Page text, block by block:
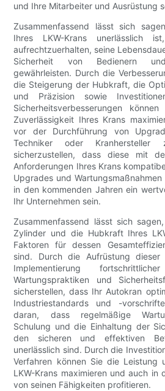
und Ihre Mitarbeiter und Ausrüstung
Zusammenfassend lässt sich
Ihres LKW-Krans unerlässlich
aufrechtzuerhalten, seine
Sicherheit von Bedienern
gewährleisten. Durch die
die Steigerung der Hubkraft, die
und Präzision sowie
Sicherheitsverbesserungen
Zuverlässigkeit Ihres Krans
vor der Durchführung von
Techniker oder Kranhersteller
sicherzustellen, dass diese mit
Anforderungen Ihres Krans
Upgrades und
in den kommenden Jahren ein
Ihr Unternehmen sein.
Zusammenfassend lässt sich
Zylinder und die Hubkraft Ihres
Faktoren für dessen
sind. Durch die Aufrüstung dieser
Implementierung
Wartungspraktiken und
sicherstellen, dass Ihr Autokran
Industriestandards und -
daran, dass regelmäßige
Schulung und die Einhaltung der
den sicheren und effektiven
unerlässlich sind. Durch die
Verfahren können Sie die Leistung
LKW-Krans maximieren und auch in
von seinen Fähigkeiten profitieren.